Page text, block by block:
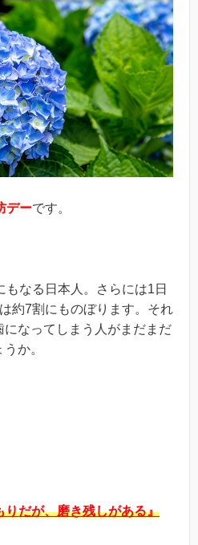
デーです。
なる日本人。さらには1日
約7割にものぼります。それ
なってしまう人がまだまだ
か。
りだが、磨き残しがある』